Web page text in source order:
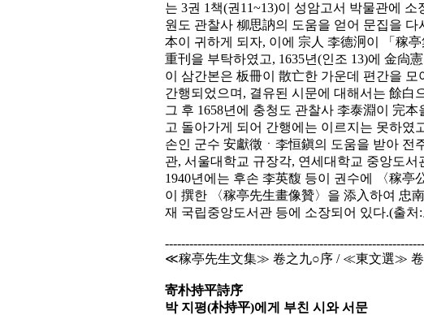
는 3권 1책(권11~13)이 성암고서 박물관에
원도 관찰사 柳思訥의 도움을 얻어 문집을
本이 귀하게 되자, 이에 宗人 李德泂이 「稼
重刊을 부탁하였고, 1635년(인조 13)에 金
이 삼간본은 板冊이 散亡한 가운데 편간을
간행되었으며, 결유된 시문에 대해서는 餘白
그 후 1658년에 충청도 관찰사 李泰淵이 完
고 돌아가게 되어 간행에는 이르지는 못하였
손인 군수 安獻徵ㆍ李恒鎭의 도움을 받아
관, 서울대학교 규장각, 연세대학교 중앙도서
1940년에는 후손 李英馥 등이 권수에 〈稼
이 撰한 〈稼亭先生畫像贊〉을 添入하여
재 국립중앙도서관 등에 소장되어 있다.(출처
≪稼亭先生文集≫ 卷之九○序 / ≪東文選≫ 卷
寄朴持平詩序
박 지평(朴持平)에게 부친 시와 서문